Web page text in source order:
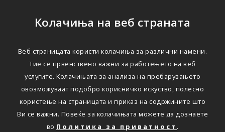
Колачиња на веб страната
Веб страницата користи колачиња за различни намени.
Тие се првенствено важни за работењето на веб
услугите. Колачињата за анализа на пребарувањето
овозможуваат подобро корисничко искуство, полесно
користење на страницата и приказ на содржините што
Ви се важни. Повеќе за колачињата можете да дознаете
во Политика за приватност .
Кога на шпоретот ќе
загори масло за готвење
Дома Новости
КОГА НА ШПОРЕТОТ ЌЕ ЗАГОРИ МАСЛОТО